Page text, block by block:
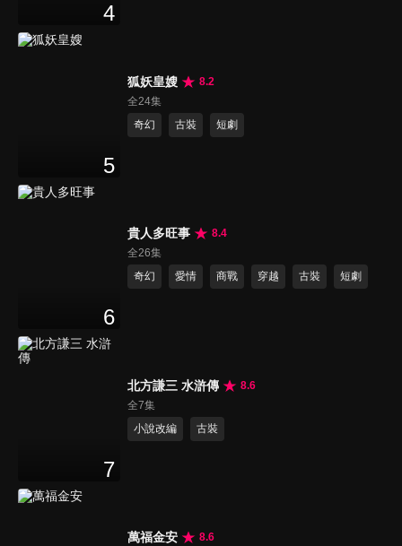
4
5
狐妖皇嫂
8.2
全24集
奇幻
古裝 短劇
6
貴人多旺事
8.4
全26集
奇幻
愛情 商戰 穿越 古裝 短劇
7
北方謙三 水滸傳
8.6
全7集
小說改編
古裝
萬福金安
8.6